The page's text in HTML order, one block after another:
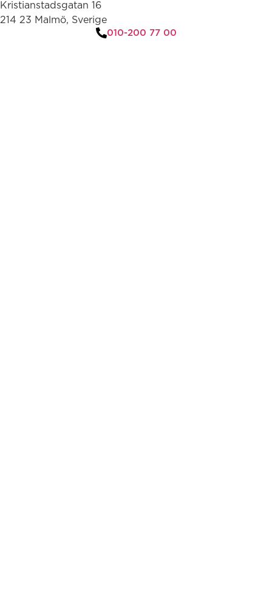
Kristianstadsgatan 16
214 23 Malmö, Sverige
010-200 77 00